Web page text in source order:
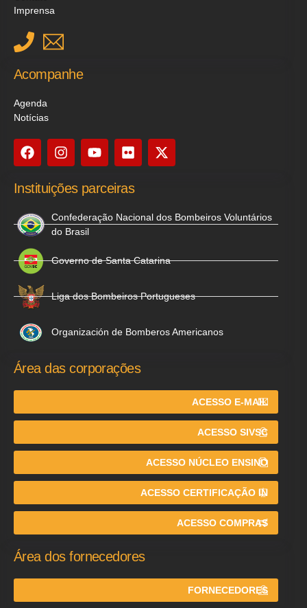
Imprensa
Acompanhe
Agenda
Notícias
Instituições parceiras
Confederação Nacional dos Bombeiros Voluntários
do Brasil
Governo de Santa Catarina
Liga dos Bombeiros Portugueses
Organización de Bomberos Americanos
Área das corporações
ACESSO E-MAIL
ACESSO SIVSC
ACESSO NÚCLEO ENSINO
ACESSO CERTIFICAÇÃO IN
ACESSO COMPRAS
Área dos fornecedores
FORNECEDORES